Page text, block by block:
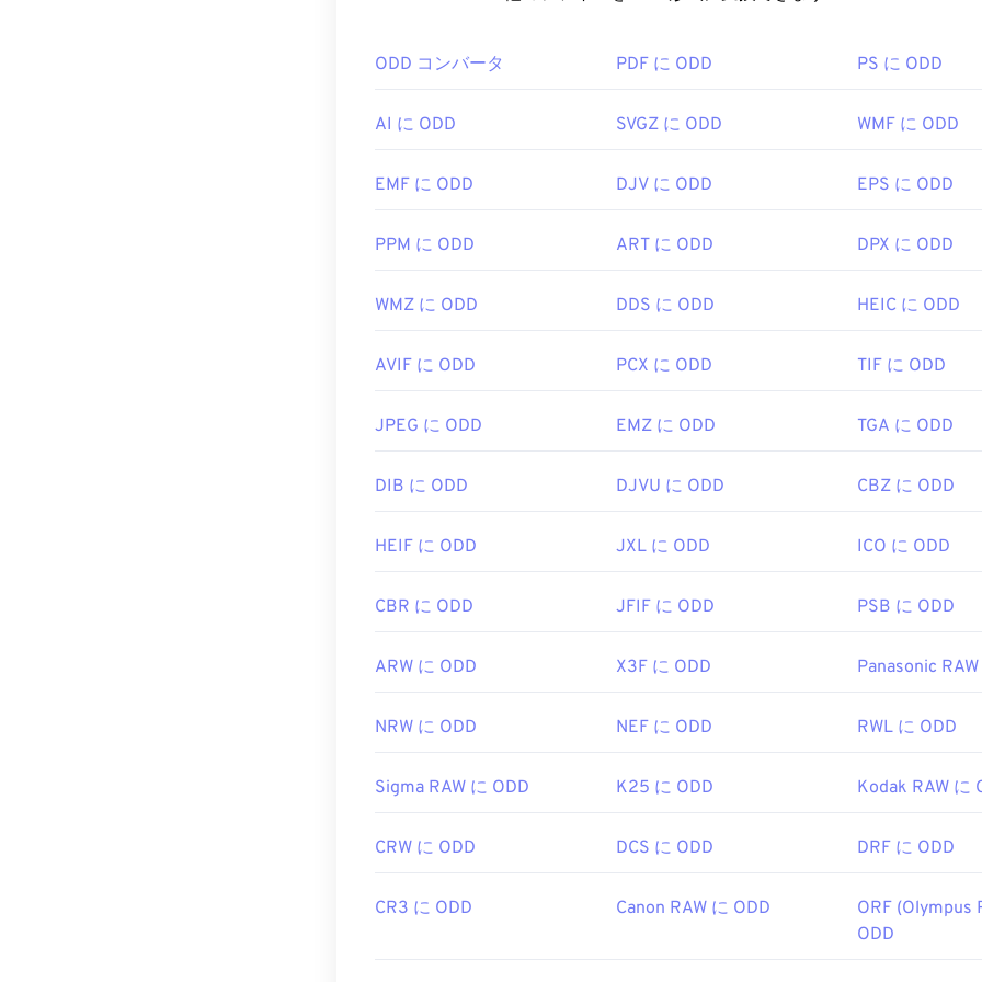
PSD ファイルを開くにはどうすればいいですか?
替品として、GNU Image Manipulation Program（
があります。
PSDファイルはサイズが大きいため、転送、保存、共有が容易ではありません
可逆圧縮のJPEG 可逆圧縮のPNGに変換されます。
初回リリース:
https://www.lifewire.com/psd-file-2622194
ODD コンバータ PDF に ODD PS に ODD
AI に ODD SVGZ に ODD WMF に ODD
EMF に ODD DJV に ODD EPS に ODD
PPM に ODD ART に ODD DPX に ODD
WMZ に ODD DDS に ODD HEIC に ODD
AVIF に ODD PCX に ODD TIF に ODD
JPEG に ODD EMZ に ODD TGA に ODD
DIB に ODD DJVU に ODD CBZ に ODD
HEIF に ODD JXL に ODD ICO に ODD
CBR に ODD JFIF に ODD PSB に ODD
ARW に ODD X3F に ODD Panasonic
NRW に ODD NEF に ODD RWL に ODD
Sigma RAW に ODD K25 に ODD Kodak RAW に
CRW に ODD DCS に ODD DRF に ODD
CR3 に ODD Canon RAW に ODD
ORF (Olympus
ODD